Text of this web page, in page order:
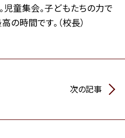
児童集会。子どもたちの力で
の時間です。（校長）
次の記事